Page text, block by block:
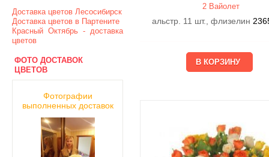
Доставка цветов Лесосибирск
Доставка цветов в Партените
Красный Октябрь - доставка
цветов
ФОТО ДОСТАВОК
ЦВЕТОВ
Фотографии
выполненных доставок
2 Вайолет
альстр. 11 шт., флизелин